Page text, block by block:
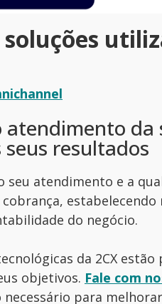
soluções
atendimento da
resultados
seu atendimento e a
do negócio.
da 2CX
objetivos. Fale com
necessário para